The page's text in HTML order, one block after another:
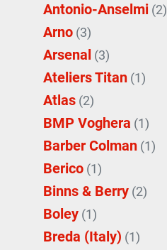
Antonio-Anselmi (2)
Arno (3)
Arsenal (3)
Ateliers Titan (1)
Atlas (2)
BMP Voghera (1)
Barber Colman (1)
Berico (1)
Binns & Berry (2)
Boley (1)
Breda (Italy) (1)